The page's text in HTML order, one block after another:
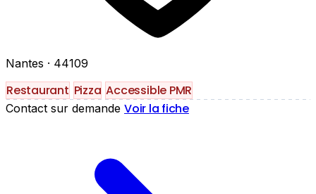
Nantes · 44109
Restaurant Pizza Accessible PMR
Contact sur demande Voir la fiche